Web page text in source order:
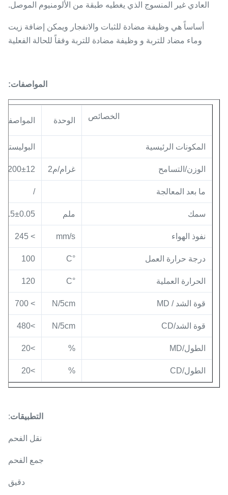
العادي غير المنسوج الذي يغطيه طبقة من الألومنيوم الموصل.
أساساً هي وظيفة مضادة للثبات والانفجار ويمكن إضافة زيت
وماء مضاد للتربة و وظيفة مضادة للتربة وفقاً للحالة الفعلية
المواصفات:
الخصائص الوحدة
المكونات الرئيسية البوليستر
الوزن/التسامح غرام/م2 200±12
ما بعد المعالجة /
سمك ملم 0.5±0.05
نفوذ الهواء mm/s
> 245
درجة حرارة العمل °C
100
الحرارة العملية °C
120
قوة الشد / MD N/5cm
> 700
قوة الشد/CD N/5cm
>480
الطول/MD %
>20
الطول/CD %
>20
التطبيقات:
نقل الفحم
جمع الفحم
دقيق